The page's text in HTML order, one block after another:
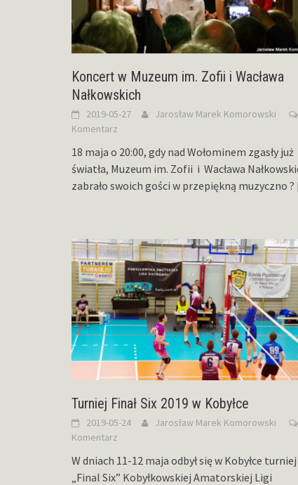
Koncert w Muzeum im. Zofii i Wacława
Nałkowskich
2019-05-27
Jarosław Marek Komorowski
Komentarz
18 maja o 20:00, gdy nad Wołominem zgasły już
światła, Muzeum im. Zofii i Wacława
zabrało swoich gości w przepiękną muzyczno ?
Turniej Finał Six 2019 w Kobyłce
2019-05-24
Jarosław Marek Komorowski
Komentarz
W dniach 11-12 maja odbył się w Kobyłce turniej
„Final Six” Kobyłkowskiej Amatorskiej Ligi